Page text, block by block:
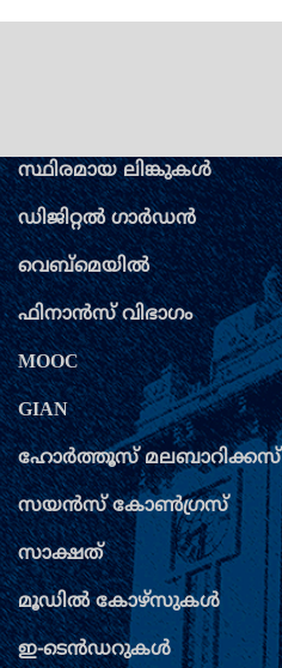
ശ്രീ. വി. വി. ഗിരി
01-07-1960 to 11-04-1965
സ്ഥിരമായ ലിങ്കുകള്‍
ഡിജിറ്റല്‍ ഗാര്‍ഡന്‍
വെബ്മെയില്‍
ഫിനാന്‍സ് വിഭാഗം
MOOC
GIAN
ഹോര്‍ത്തൂസ് മലബാറിക്കസ്
സയന്‍സ് കോണ്‍ഗ്രസ്
സാക്ഷത്
മൂഡില്‍ കോഴ്സുകള്‍
ഇ-ടെന്‍ഡറുകള്‍